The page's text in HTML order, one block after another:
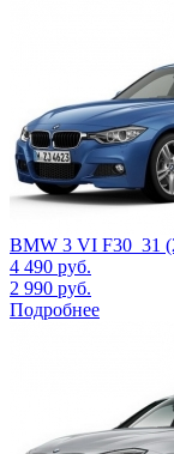
BMW 3 VI F30_31
4 490 руб.
2 990 руб.
Подробнее